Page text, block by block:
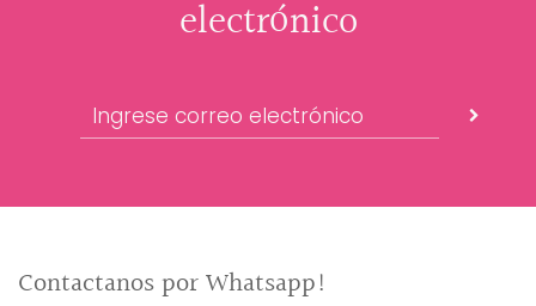
electrónico
Contactanos por Whatsapp!